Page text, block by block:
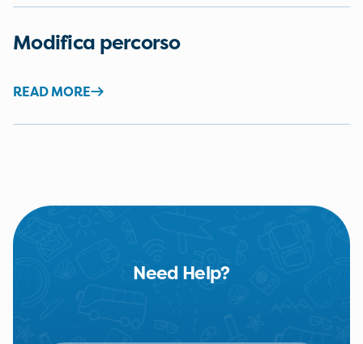
Modifica percorso
READ MORE
Need Help?